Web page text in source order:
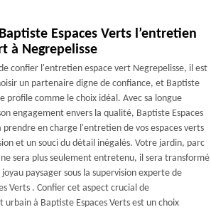
Espaces Verts l’entretien
à Negrepelisse
confier l'entretien espace vert Negrepelisse, il est
un partenaire digne de confiance, et Baptiste
profile comme le choix idéal. Avec sa longue
engagement envers la qualité, Baptiste Espaces
prendre en charge l'entretien de vos espaces verts
et un souci du détail inégalés. Votre jardin, parc
sera plus seulement entretenu, il sera transformé
paysager sous la supervision experte de
Verts . Confier cet aspect crucial de
urbain à Baptiste Espaces Verts est un choix